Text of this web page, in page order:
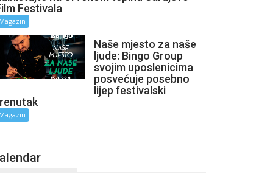
Festivala
Magazin
Naše mjesto za naše
ljude: Bingo Group
svojim uposlenicima
posvećuje posebno
lijep festivalski
Magazin